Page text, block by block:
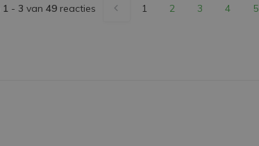
1 - 3 van 49 reacties 1 2 3 4 5